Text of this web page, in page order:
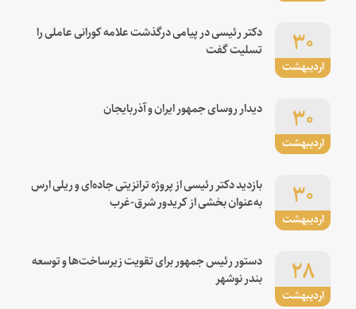
اردیبهشت
۳۰
دکتر رئیسی در پیامی درگذشت علامه کورانی عاملی را
تسلیت گفت
اردیبهشت
۳۰ دیدار روسای جمهور ایران و آذربایجان
اردیبهشت
۳۰
بازدید دکتر رئیسی از پروژه ترانزیتی جاده‌ای و ریلی ارس
به‌عنوان بخشی از کریدور شرق-غرب
اردیبهشت
۲۸
دستور رئیس جمهور برای تقویت زیرساخت‌ها و توسعه
بندر نوشهر